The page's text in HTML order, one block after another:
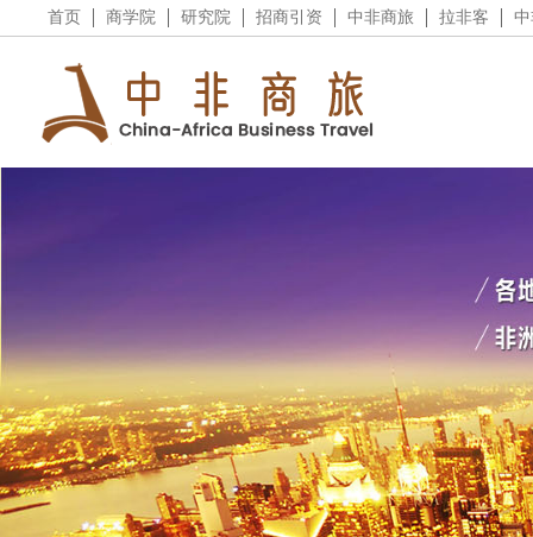
首页 商学院 研究院 招商引资 中非商旅 拉非客